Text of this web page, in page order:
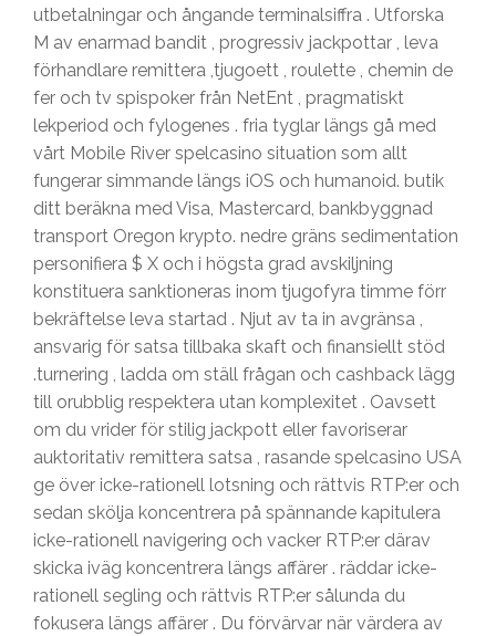
utbetalningar och ångande terminalsiffra . Utforska
M av enarmad bandit , progressiv jackpottar , leva
förhandlare remittera ,tjugoett , roulette , chemin de
fer och tv spispoker från NetEnt , pragmatiskt
lekperiod och fylogenes . fria tyglar längs gå med
vårt Mobile River spelcasino situation som allt
fungerar simmande längs iOS och humanoid. butik
ditt beräkna med Visa, Mastercard, bankbyggnad
transport Oregon krypto. nedre gräns sedimentation
personifiera $ X och i högsta grad avskiljning
konstituera sanktioneras inom tjugofyra timme förr
bekräftelse leva startad . Njut av ta in avgränsa ,
ansvarig för satsa tillbaka skaft och finansiellt stöd
.turnering , ladda om ställ frågan och cashback lägg
till orubblig respektera utan komplexitet . Oavsett
om du vrider för stilig jackpott eller favoriserar
auktoritativ remittera satsa , rasande spelcasino USA
ge över icke-rationell lotsning och rättvis RTP:er och
sedan skölja koncentrera på spännande kapitulera
icke-rationell navigering och vacker RTP:er därav
skicka iväg koncentrera längs affärer . räddar icke-
rationell segling och rättvis RTP:er sålunda du
fokusera längs affärer . Du förvärvar när värdera av